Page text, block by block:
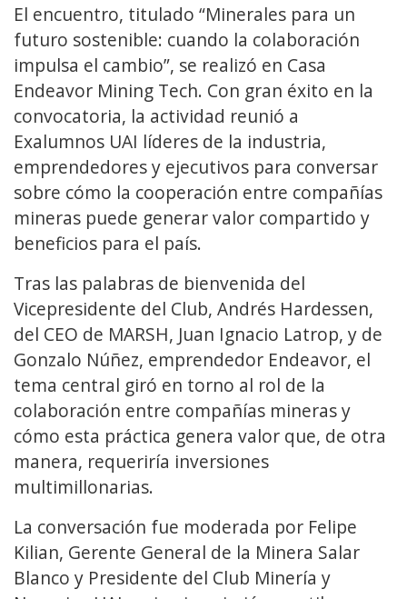
El encuentro, titulado “Minerales para un
futuro sostenible: cuando la colaboración
impulsa el cambio”, se realizó en Casa
Endeavor Mining Tech. Con gran éxito en la
convocatoria, la actividad reunió a
Exalumnos UAI líderes de la industria,
emprendedores y ejecutivos para conversar
sobre cómo la cooperación entre compañías
mineras puede generar valor compartido y
beneficios para el país.
Tras las palabras de bienvenida del
Vicepresidente del Club, Andrés Hardessen,
del CEO de MARSH, Juan Ignacio Latrop, y de
Gonzalo Núñez, emprendedor Endeavor, el
tema central giró en torno al rol de la
colaboración entre compañías mineras y
cómo esta práctica genera valor que, de otra
manera, requeriría inversiones
multimillonarias.
La conversación fue moderada por Felipe
Kilian, Gerente General de la Minera Salar
Blanco y Presidente del Club Minería y